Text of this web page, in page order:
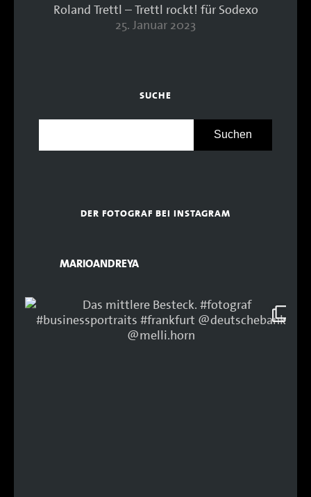
Roland Trettl – Trettl rockt! für Sodexo
25. Januar 2023
SUCHE
DER FOTOGRAF BEI INSTAGRAM
MARIOANDREYA